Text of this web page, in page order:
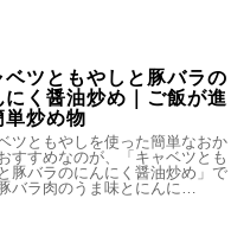
ベツともやしと豚バラの
にく醤油炒め｜ご飯が進
単炒め物
ツともやしを使った簡単なおか
すすめなのが、「キャベツとも
豚バラのにんにく醤油炒め」で
バラ肉のうま味とにんに…